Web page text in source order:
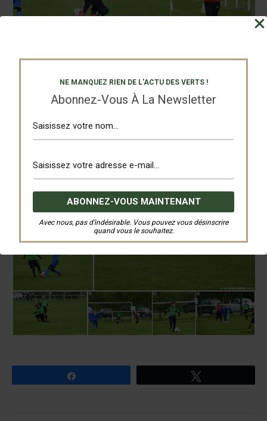
NE MANQUEZ RIEN DE L'ACTU DES VERTS !
Abonnez-Vous À La Newsletter
Avec nous, pas d’indésirable. Vous pouvez vous désinscrire
quand vous le souhaitez.